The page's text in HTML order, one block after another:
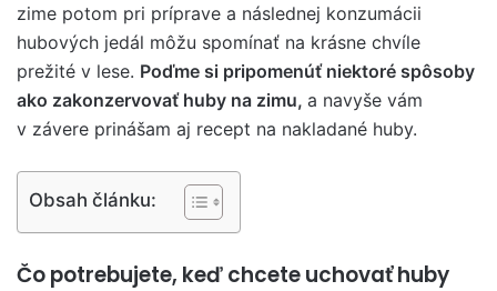
zime potom pri príprave a následnej konzumácii
hubových jedál môžu spomínať na krásne chvíle
prežité v lese. Poďme si pripomenúť niektoré spôsoby
ako zakonzervovať huby na zimu, a navyše vám
v závere prinášam aj recept na nakladané huby.
Obsah článku:
Čo potrebujete, keď chcete uchovať huby